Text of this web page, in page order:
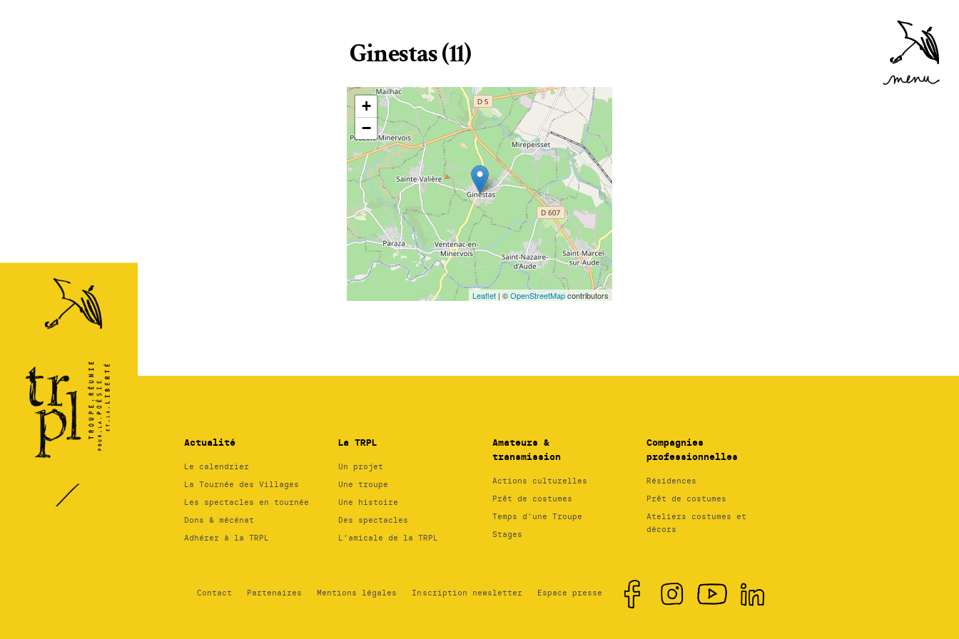
TRPL -
Théâtre
des
Pays de
la
Loire
Accéder
au menu
Ginestas (11)
Actualité
Le calendrier
La Tournée des Villages
Les spectacles en tournée
Dons & mécénat
Adhérer à la TRPL
La TRPL
Un projet
Une troupe
Une histoire
Des spectacles
L’amicale de la TRPL
Amateurs &
transmission
Actions culturelles
Prêt de costumes
Temps d’une Troupe
Stages
Compagnies
professionnelles
Résidences
Prêt de costumes
Ateliers costumes et
décors
Contact Partenaires Mentions légales Inscription newsletter Espace presse